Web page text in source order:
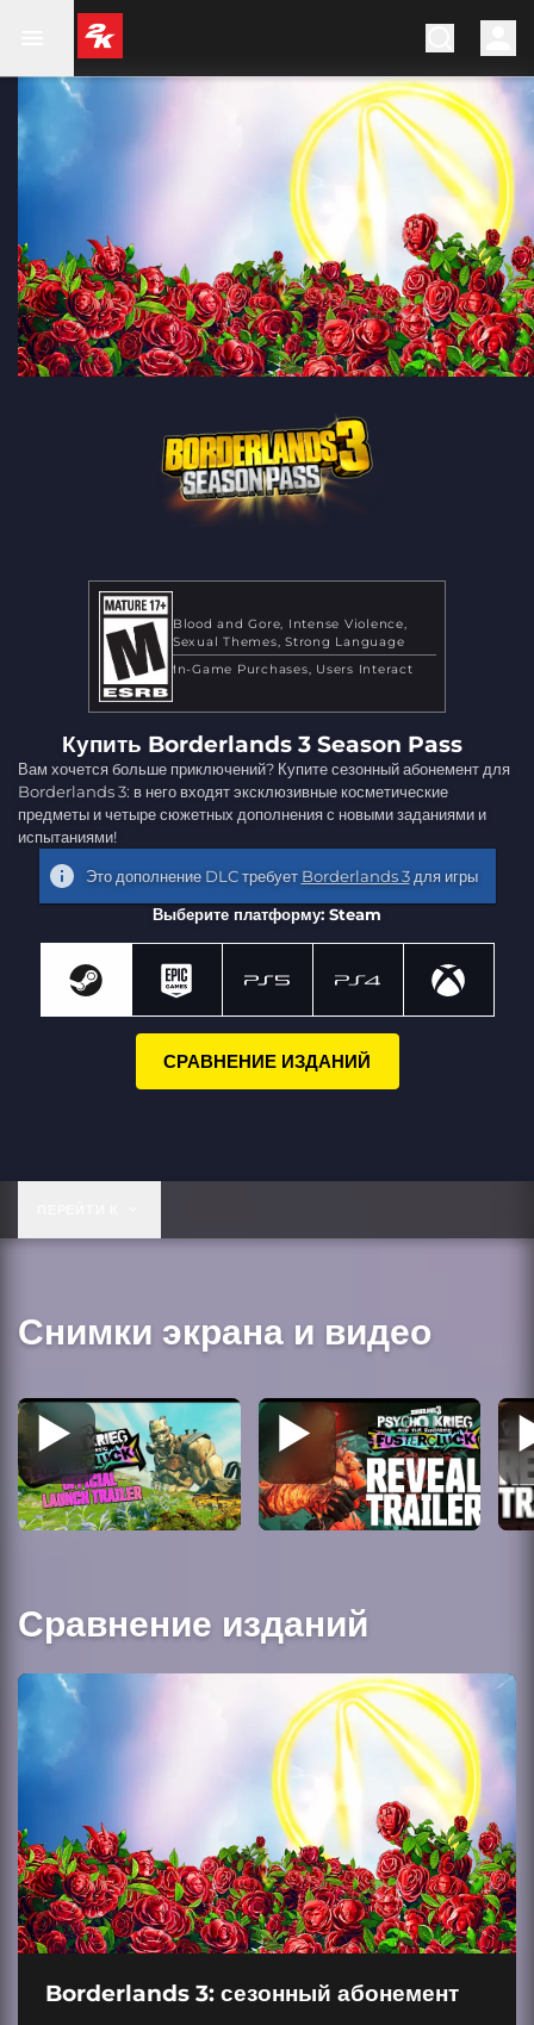
Blood and Gore Intense Violence
Sexual Themes Strong Language
In-Game Purchases
Users Interact
Купить Borderlands 3 Season Pass
Вам хочется больше приключений? Купите сезонный абонемент для
Borderlands 3: в него входят эксклюзивные косметические
предметы и четыре сюжетных дополнения с новыми заданиями и
испытаниями!
Это дополнение DLC требует Borderlands 3для игры
Выберите платформу: Steam
СРАВНЕНИЕ ИЗДАНИЙ
Снимки экрана и видео
Сравнение изданий
Borderlands 3: сезонный абонемент